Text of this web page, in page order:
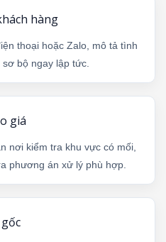
hàng
thoại hoặc Zalo, mô tả tình
bộ ngay lập tức.
giá
nơi kiểm tra khu vực có mối,
phương án xử lý phù hợp.